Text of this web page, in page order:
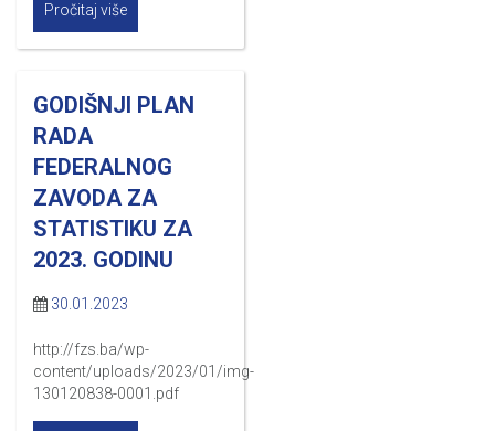
Pročitaj više
GODIŠNJI PLAN
RADA
FEDERALNOG
ZAVODA ZA
STATISTIKU ZA
2023. GODINU
30.01.2023
http://fzs.ba/wp-
content/uploads/2023/01/img-
130120838-0001.pdf